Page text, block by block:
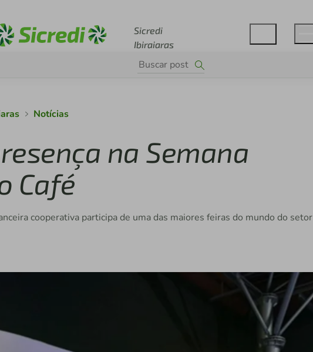
Sicredi
Ibiraiaras
Notícias
na Semana
Café
cooperativa participa de uma das maiores feiras do mundo do setor